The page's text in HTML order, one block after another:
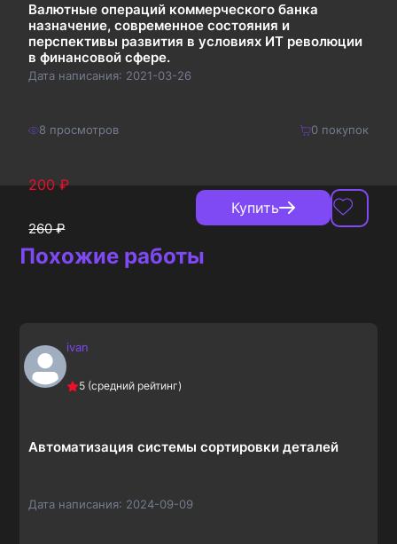
Валютные операций коммерческого банка
назначение, современное состояния и
перспективы развития в условиях ИТ революции
в финансовой сфере.
Дата написания: 2021-03-26
8 просмотров 0покупок
200 ₽
260₽
Купить
Похожие работы
ivan
5 (средний рейтинг)
Автоматизация системы сортировки деталей
Дата написания: 2024-09-09